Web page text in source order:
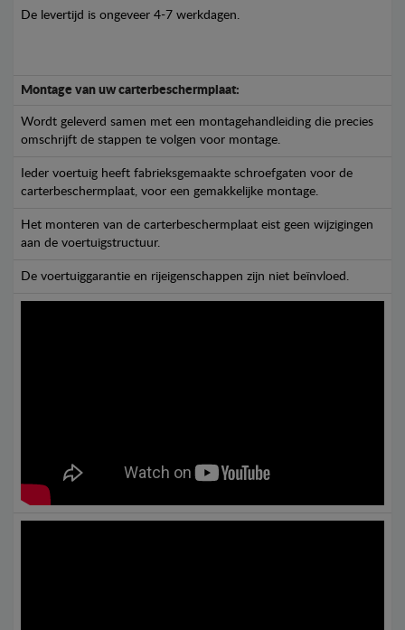
De levertijd is ongeveer 4-7 werkdagen.
Montage van uw carterbeschermplaat:
Wordt geleverd samen met een montagehandleiding die precies
omschrijft de stappen te volgen voor montage.
Ieder voertuig heeft fabrieksgemaakte schroefgaten voor de
carterbeschermplaat, voor een gemakkelijke montage.
Het monteren van de carterbeschermplaat eist geen wijzigingen
aan de voertuigstructuur.
De voertuiggarantie en rijeigenschappen zijn niet beïnvloed.